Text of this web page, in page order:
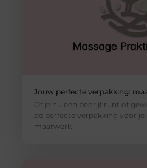
Jouw perfecte verpakking:
Of je nu een bedrijf runt of
de perfecte verpakking voor je
maatwerk